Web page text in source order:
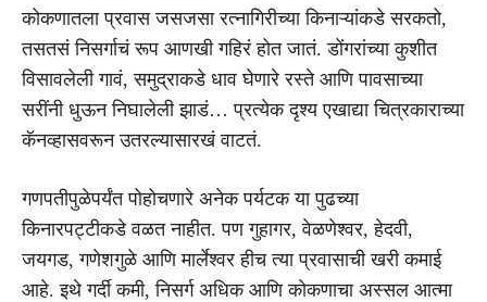
कोकणातला प्रवास जसजसा रत्नागिरीच्या किनाऱ्यांकडे सरकतो,
तसतसं निसर्गाचं रूप आणखी गहिरं होत जातं. डोंगरांच्या कुशीत
विसावलेली गावं, समुद्राकडे धाव घेणारे रस्ते आणि पावसाच्या
सरींनी धुऊन निघालेली झाडं… प्रत्येक दृश्य एखाद्या चित्रकाराच्या
कॅनव्हासवरून उतरल्यासारखं वाटतं.
गणपतीपुळेपर्यंत पोहोचणारे अनेक पर्यटक या पुढच्या
किनारपट्टीकडे वळत नाहीत. पण गुहागर, वेळणेश्वर, हेदवी,
जयगड, गणेशगुळे आणि मार्लेश्वर हीच त्या प्रवासाची खरी कमाई
आहे. इथे गर्दी कमी, निसर्ग अधिक आणि कोकणाचा अस्सल आत्मा